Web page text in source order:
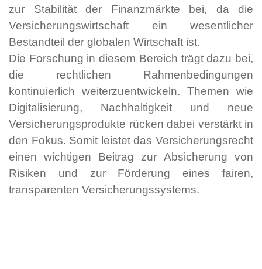
zur Stabilität der Finanzmärkte bei, da die
Versicherungswirtschaft ein wesentlicher
Bestandteil der globalen Wirtschaft ist.
Die Forschung in diesem Bereich trägt dazu bei,
die rechtlichen Rahmenbedingungen
kontinuierlich weiterzuentwickeln. Themen wie
Digitalisierung, Nachhaltigkeit und neue
Versicherungsprodukte rücken dabei verstärkt in
den Fokus. Somit leistet das Versicherungsrecht
einen wichtigen Beitrag zur Absicherung von
Risiken und zur Förderung eines fairen,
transparenten Versicherungssystems.